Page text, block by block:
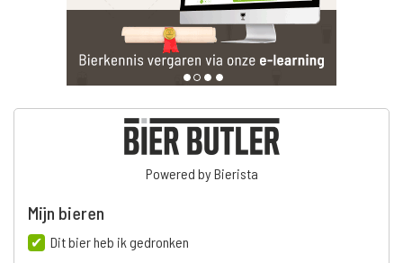
Powered by Bierista
Mijn bieren
Dit bier heb ik gedronken